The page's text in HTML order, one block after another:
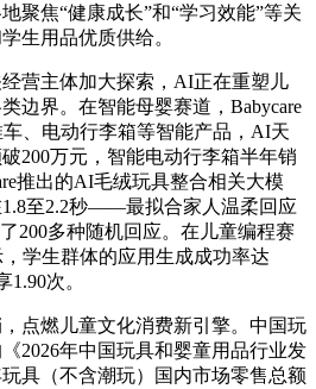
聚焦“健康成长”和“学习效能”等关
生用品优质供给。
主体加大探索，AI正在重塑儿
边界。在智能母婴赛道，Babycare
、电动行李箱等智能产品，AI天
200万元，智能电动行李箱半年销
推出的AI毛绒玩具整合相关大模
至2.2秒——最拟合家人温柔回应
200多种随机回应。在儿童编程赛
学生群体的应用生成成功率达
次。
燃儿童文化消费新引擎。中国玩
2026年中国玩具和婴童用品行业发
具（不含潮玩）国内市场零售总额